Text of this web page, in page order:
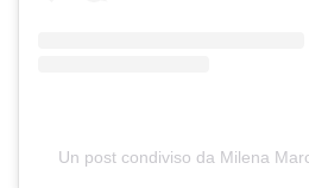
Un post condiviso da Milena